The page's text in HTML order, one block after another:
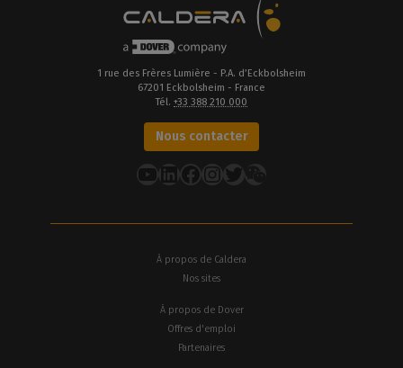
1 rue des Frères Lumière - P.A. d’Eckbolsheim
67201 Eckbolsheim - France
Tél. +33 388 210 000
Nous contacter
YouTube
LinkedIn
Facebook
Instagram
Twitter
À propos de Caldera
Nos sites
À propos de Dover
Offres d'emploi
Partenaires